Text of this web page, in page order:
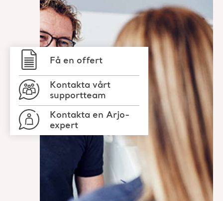
Kontakta en Arjo-
expert